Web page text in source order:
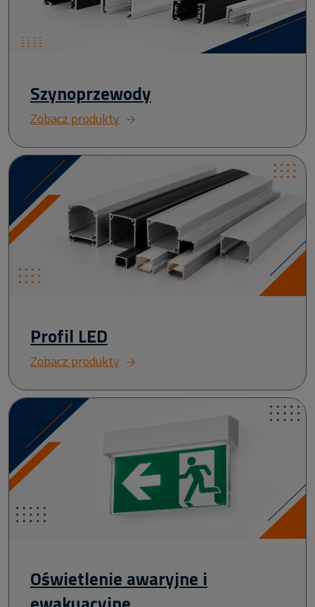
Szynoprzewody
Zobacz produkty
Profil LED
Zobacz produkty
Oświetlenie awaryjne i